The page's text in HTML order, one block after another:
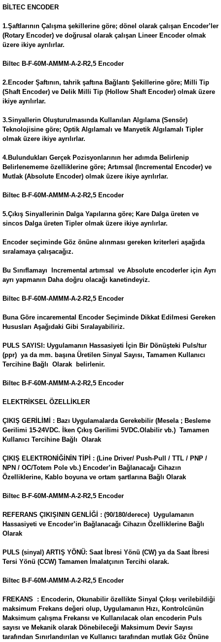
BİLTEC ENCODER
1.Şaftlarının Çalışma şekillerine göre; dönel olarak çalışan Encoder’ler
(Rotary Encoder) ve doğrusal olarak çalışan Lineer Encoder olmak
üzere ikiye ayrılırlar.
Biltec B-F-60M-AMMM-A-2-R2,5 Encoder
2.Encoder Şaftının, tahrik şaftına Bağlantı Şekillerine göre; Milli Tip
(Shaft Encoder) ve Delik Milli Tip (Hollow Shaft Encoder) olmak üzere
ikiye ayrılırlar.
3.Sinyallerin Oluşturulmasında Kullanılan Algılama (Sensör)
Teknolojisine göre; Optik Algılamalı ve Manyetik Algılamalı Tipler
olmak üzere ikiye ayrılırlar.
4.Bulundukları Gerçek Pozisyonlarının her adımda Belirlenip
Belirlenememe özelliklerine göre; Artımsal (Incremental Encoder) ve
Mutlak (Absolute Encoder) olmak üzere ikiye ayrılırlar.
Biltec B-F-60M-AMMM-A-2-R2,5 Encoder
5.Çıkış Sinyallerinin Dalga Yapılarına göre; Kare Dalga üreten ve
sincos Dalga üreten Tipler olmak üzere ikiye ayrılırlar.
Encoder seçiminde Göz önüne alınması gereken kriterleri aşağıda
sıralamaya çalışacağız.
Bu Sınıflamayı Incremental artımsal ve Absolute encoderler için Ayrı
ayrı yapmanın Daha doğru olacağı kanetindeyiz.
Biltec B-F-60M-AMMM-A-2-R2,5 Encoder
Buna Göre incaremental Encoder Seçiminde Dikkat Edilmesi Gereken
Hususları Aşağıdaki Gibi Sıralayabiliriz.
PULS SAYISI: Uygulamanın Hassasiyeti İçin Bir Dönüşteki Puls/tur
(ppr) ya da mm. başına Üretilen Sinyal Sayısı, Tamamen Kullanıcı
Tercihine Bağlı Olarak belirlenir.
Biltec B-F-60M-AMMM-A-2-R2,5 Encoder
ELEKTRİKSEL ÖZELLİKLER
ÇIKIŞ GERİLİMİ : Bazı Uygulamalarda Gerekebilir (Mesela ; Besleme
Gerilimi 15-24VDC. İken Çıkış Gerilimi 5VDC.Olabilir vb.) Tamamen
Kullanıcı Tercihine Bağlı Olarak
ÇIKIŞ ELEKTRONİĞİNİN TİPİ : (Line Driver/ Push-Pull / TTL / PNP /
NPN / OC/Totem Pole vb.) Encoder’in Bağlanacağı Cihazın
Özelliklerine, Kablo boyuna ve ortam şartlarına Bağlı Olarak
Biltec B-F-60M-AMMM-A-2-R2,5 Encoder
REFERANS ÇIKIŞININ GENLİĞİ : (90/180/derece) Uygulamanın
Hassasiyeti ve Encoder’in Bağlanacağı Cihazın Özelliklerine Bağlı
Olarak
PULS (sinyal) ARTIŞ YÖNÜ: Saat İbresi Yönü (CW) ya da Saat İbresi
Tersi Yönü (CCW) Tamamen İmalatçının Tercihi olarak.
Biltec B-F-60M-AMMM-A-2-R2,5 Encoder
FREKANS : Encoderin, Okunabilir özellikte Sinyal Çıkışı verilebildiği
maksimum Frekans değeri olup, Uygulamanın Hızı, Kontrolcünün
Maksimum çalışma Frekansı ve Kullanılacak olan encoderin Puls
sayısı ve Mekanik olarak Dönebileceği Maksimum Devir Sayısı
tarafından Sınırlandırılan ve Kullanıcı tarafından mutlak Göz Önüne